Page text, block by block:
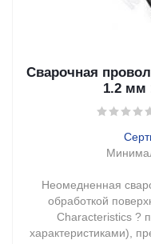
Сварочная
1.2 мм
Неомедненная
обработкой
Characteristics ?
характеристиками),